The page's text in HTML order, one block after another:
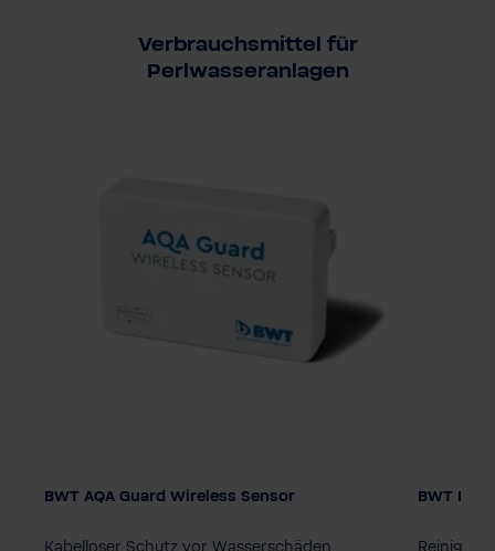
Verbrauchsmittel für
Perlwasseranlagen
BWT AQA Guard Wireless Sensor
Kabelloser Schutz vor Wasserschäden,
BWT